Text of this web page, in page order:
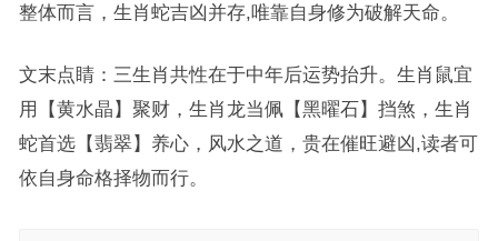
整体而言，生肖蛇吉凶并存,唯靠自身修为破解天命。
文末点睛：三生肖共性在于中年后运势抬升。生肖鼠宜
用【黄水晶】聚财，生肖龙当佩【黑曜石】挡煞，生肖
蛇首选【翡翠】养心，风水之道，贵在催旺避凶,读者可
依自身命格择物而行。